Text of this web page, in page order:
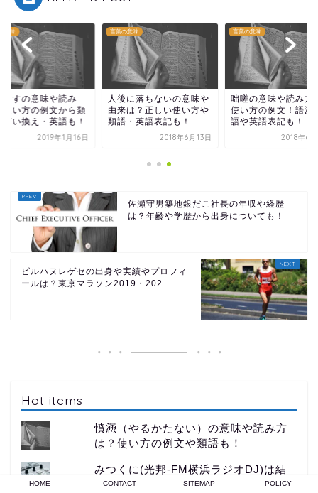
意味
出すの意味や読み
使い方の例文から類
言い換え・英語も！
2019年1月16日
言葉の意味
人後に落ちないの意味や
由来は？正しい使い方や
類語・英語表記も！
2018年6月13日
言葉の意味
咄嗟の意味や読み方
使い方の例文！語源
語や英語表記も！
2018年6
佐瀬守男築地銀だこ社長の年収や経歴
は？年齢や学歴から出身についても！
ビルハヌレゲセの出身や実績やプロフィ
ールは？東京マラソン2019・202...
Hot items
憤懣（やるかたない）の意味や読み方
は？使い方の例文や類語も！
みつくに(光邦-FM横浜ラジオDJ)は結
婚してる？病気で活舌が悪化！
HOME CONTACT SITEMAP POLICY